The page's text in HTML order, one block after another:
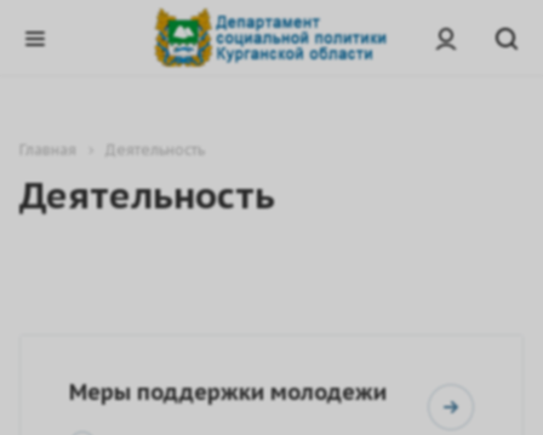
Главная Деятельность
Деятельность
Меры поддержки молодежи